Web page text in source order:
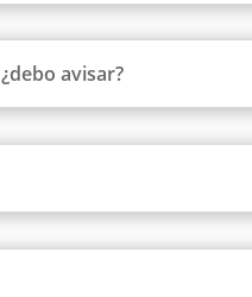
avisar?